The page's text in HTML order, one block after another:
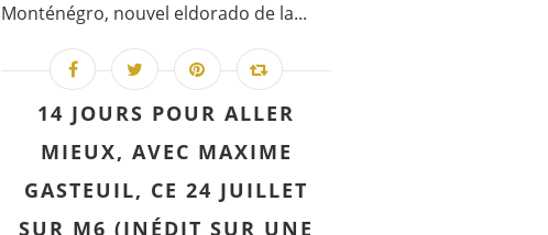
Monténégro, nouvel eldorado de la...
14 JOURS POUR ALLER
MIEUX, AVEC MAXIME
GASTEUIL, CE 24 JUILLET
SUR M6 (INÉDIT SUR UNE